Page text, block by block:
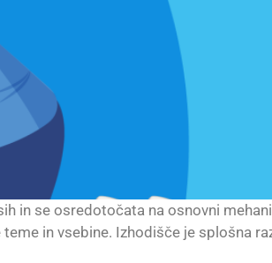
in se osredotočata na osnovni
in vsebine. Izhodišče je splošna